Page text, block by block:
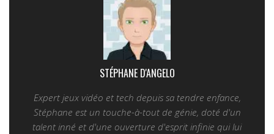
STÉPHANE D'ANGELO
Expert jeux vidéo et tech depuis sa tendre enfance,
Stéphane est un touche-à-tout de génie, doté d'un
talent inné et d'une ouverture d'esprit infinie qui lui